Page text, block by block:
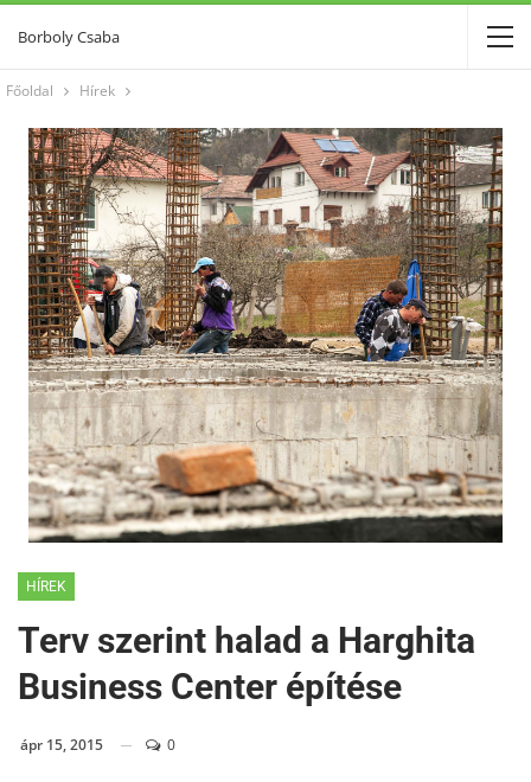
Borboly Csaba
Főoldal Hírek
HÍREK
Terv szerint halad a Harghita
Business Center építése
ápr 15, 2015 0